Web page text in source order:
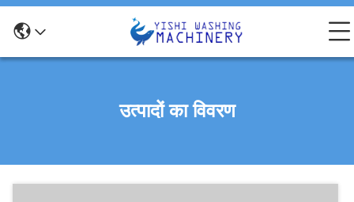
उत्पादों का विवरण